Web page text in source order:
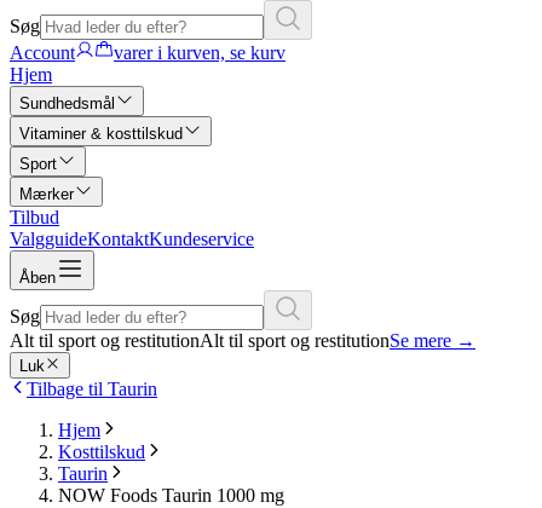
Søg
Account
varer i kurven, se kurv
Hjem
Sundhedsmål
Vitaminer & kosttilskud
Sport
Mærker
Tilbud
ValgguideKontaktKundeservice
Åben
Søg
Alt til sport og restitutionAlt til sport og restitutionSe mere →
Luk
Tilbage til Taurin
Hjem
Kosttilskud
Taurin
NOW Foods Taurin 1000 mg